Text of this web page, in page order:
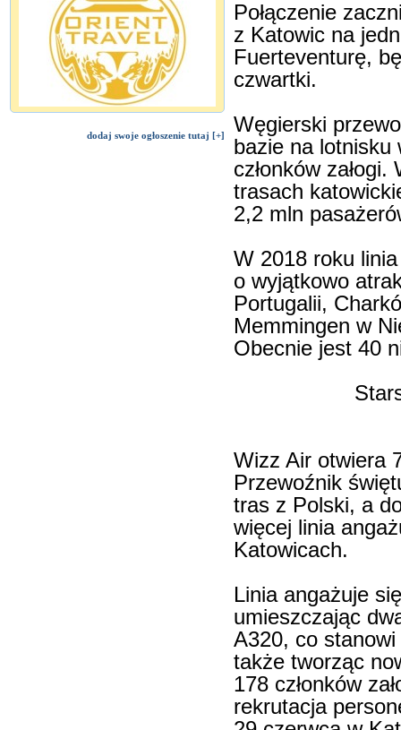
dodaj swoje ogłoszenie tutaj [+]
Połączenie
z Katowic na
Fuerteventurę,
czwartki.
Węgierski
bazie na lotnisku
członków
trasach
2,2 mln
W 2018 roku
o wyjątkowo
Portugalii,
Memmingen w
Obecnie jest 40
Wizz Air otwiera
Przewoźnik
tras z Polski, a
więcej linia
Katowicach.
Linia angażuje
umieszczając
A320, co
także tworząc
178 członków
rekrutacja